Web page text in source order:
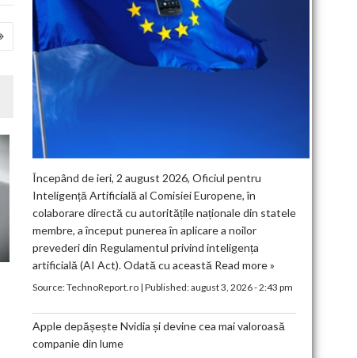
Începând de ieri, 2 august 2026, Oficiul pentru
Inteligență Artificială al Comisiei Europene, în
colaborare directă cu autoritățile naționale din statele
membre, a început punerea în aplicare a noilor
prevederi din Regulamentul privind inteligența
artificială (AI Act). Odată cu această Read more »
Source:TechnoReport.ro| Published:august 3, 2026 - 2:43 pm
Apple depășește Nvidia și devine cea mai valoroasă
companie din lume